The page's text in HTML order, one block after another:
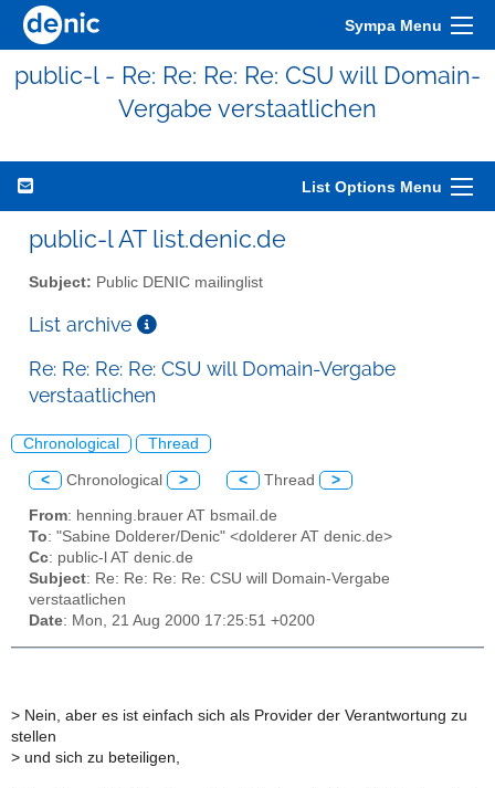
Sympa Menu
public-l - Re: Re: Re: Re: CSU will Domain-
Vergabe verstaatlichen
List Options Menu
public-l AT list.denic.de
Subject: Public DENIC mailinglist
List archive
Re: Re: Re: Re: CSU will Domain-Vergabe
verstaatlichen
Chronological Thread
< Chronological > < Thread >
From: henning.brauer AT bsmail.de
To: "Sabine Dolderer/Denic" <dolderer AT denic.de>
Cc: public-l AT denic.de
Subject: Re: Re: Re: Re: CSU will Domain-Vergabe
verstaatlichen
Date: Mon, 21 Aug 2000 17:25:51 +0200
> Nein, aber es ist einfach sich als Provider der Verantwortung zu
stellen
> und sich zu beteiligen,